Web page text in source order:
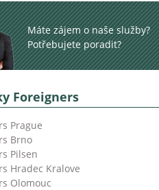
Máte zájem o naše služby?
Potřebujete poradit?
Foreigners
Prague
Brno
Pilsen
Hradec Kralove
Olomouc